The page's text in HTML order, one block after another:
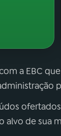
a EBC
alvo de sua